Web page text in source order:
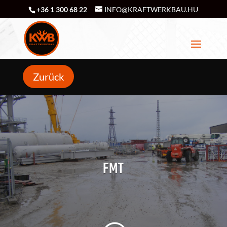
+36 1 300 68 22 INFO@KRAFTWERKBAU.HU
Zurück
FMT